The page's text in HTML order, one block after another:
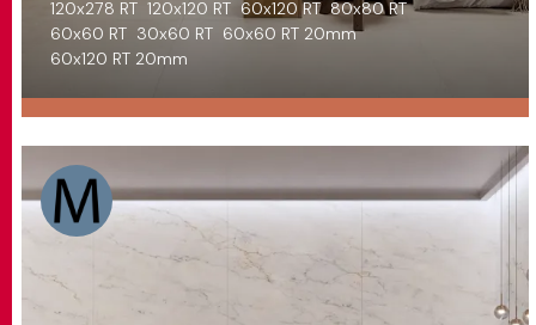
120x278 RT 120x120 RT 60x120 RT 80x80 RT
60x60 RT 30x60 RT 60x60 RT 20mm
60x120 RT 20mm